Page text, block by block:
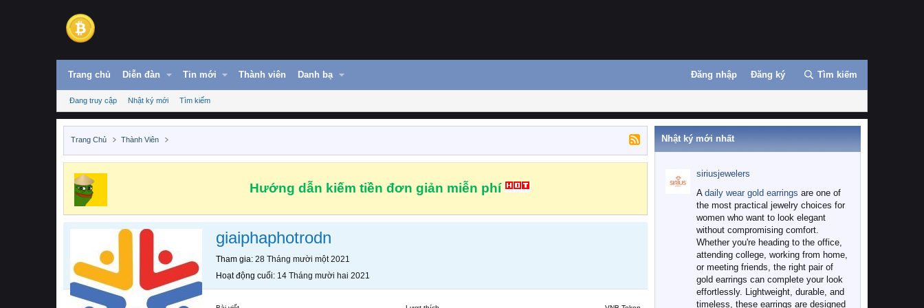
Trang chủ Diễn đàn Tin mới Thành viên Danh bạ Đăng nhập Đăng ký Tìm kiếm
Đang truy cập Nhật ký mới Tìm kiếm
Trang Chủ Thành Viên
Hướng dẫn kiếm tiền đơn giản miễn phí
giaiphaphotrodn
Tham gia 28 Tháng mười một 2021
Hoạt động cuối 14 Tháng mười hai 2021
Nhật ký mới nhất
siriusjewelers
A daily wear gold earrings are one of
the most practical jewelry choices for
women who want to look elegant
without compromising comfort.
Whether you're heading to the office,
attending college, working from home,
or meeting friends, the right pair of
gold earrings can complete your look
effortlessly. Lightweight, durable, and
timeless, these earrings are designed